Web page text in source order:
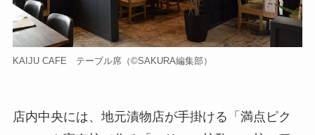
KAIJU CAFE テーブル席（©️SAKURA編集部）
店内中央には、地元漬物店が手掛ける「満点ピク